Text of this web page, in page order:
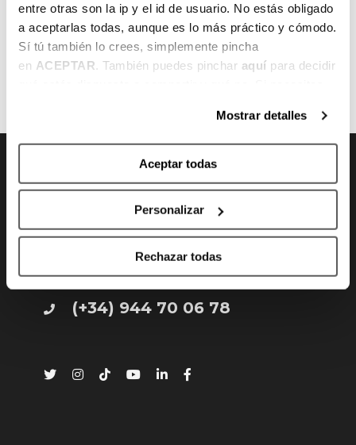
entre otras son la ip y el id de usuario. No estás obligado
a aceptarlas todas, aunque es lo más práctico y cómodo.
Sí tú también lo crees, simplemente pincha
en ACEPTAR. También puedes pinchar aquí para decidir
Mostrar detalles
Aceptar todas
Personalizar
Rechazar todas
ANTERIOR SIGUIENTE
CONTACTO
Gran Vía 80 - 48011 Bilbao, Bizkaia
info@bilbaobasket.biz
(+34) 944 70 06 78